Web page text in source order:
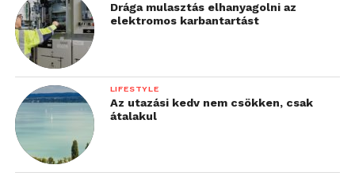
Drága mulasztás elhanyagolni az
elektromos karbantartást
LIFESTYLE
Az utazási kedv nem csökken, csak
átalakul